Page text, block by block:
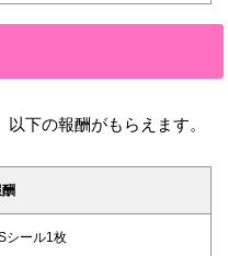
下の報酬がもらえます。
シール1枚